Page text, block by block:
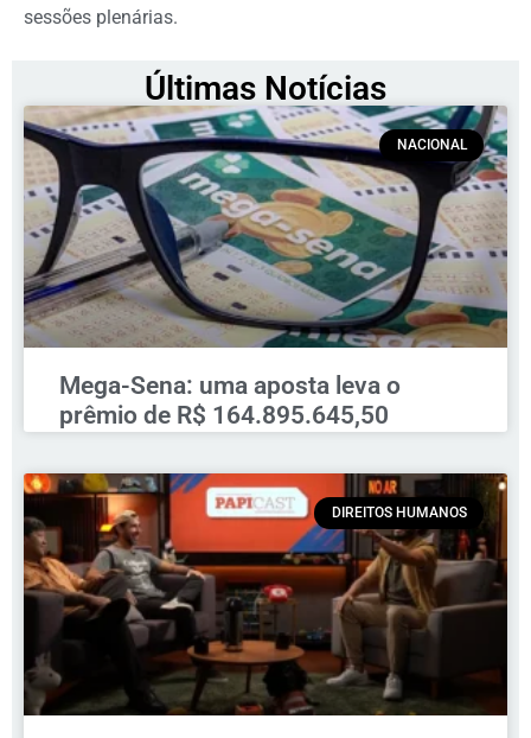
sessões plenárias.
Últimas Notícias
NACIONAL
Mega-Sena: uma aposta leva o
prêmio de R$ 164.895.645,50
DIREITOS HUMANOS